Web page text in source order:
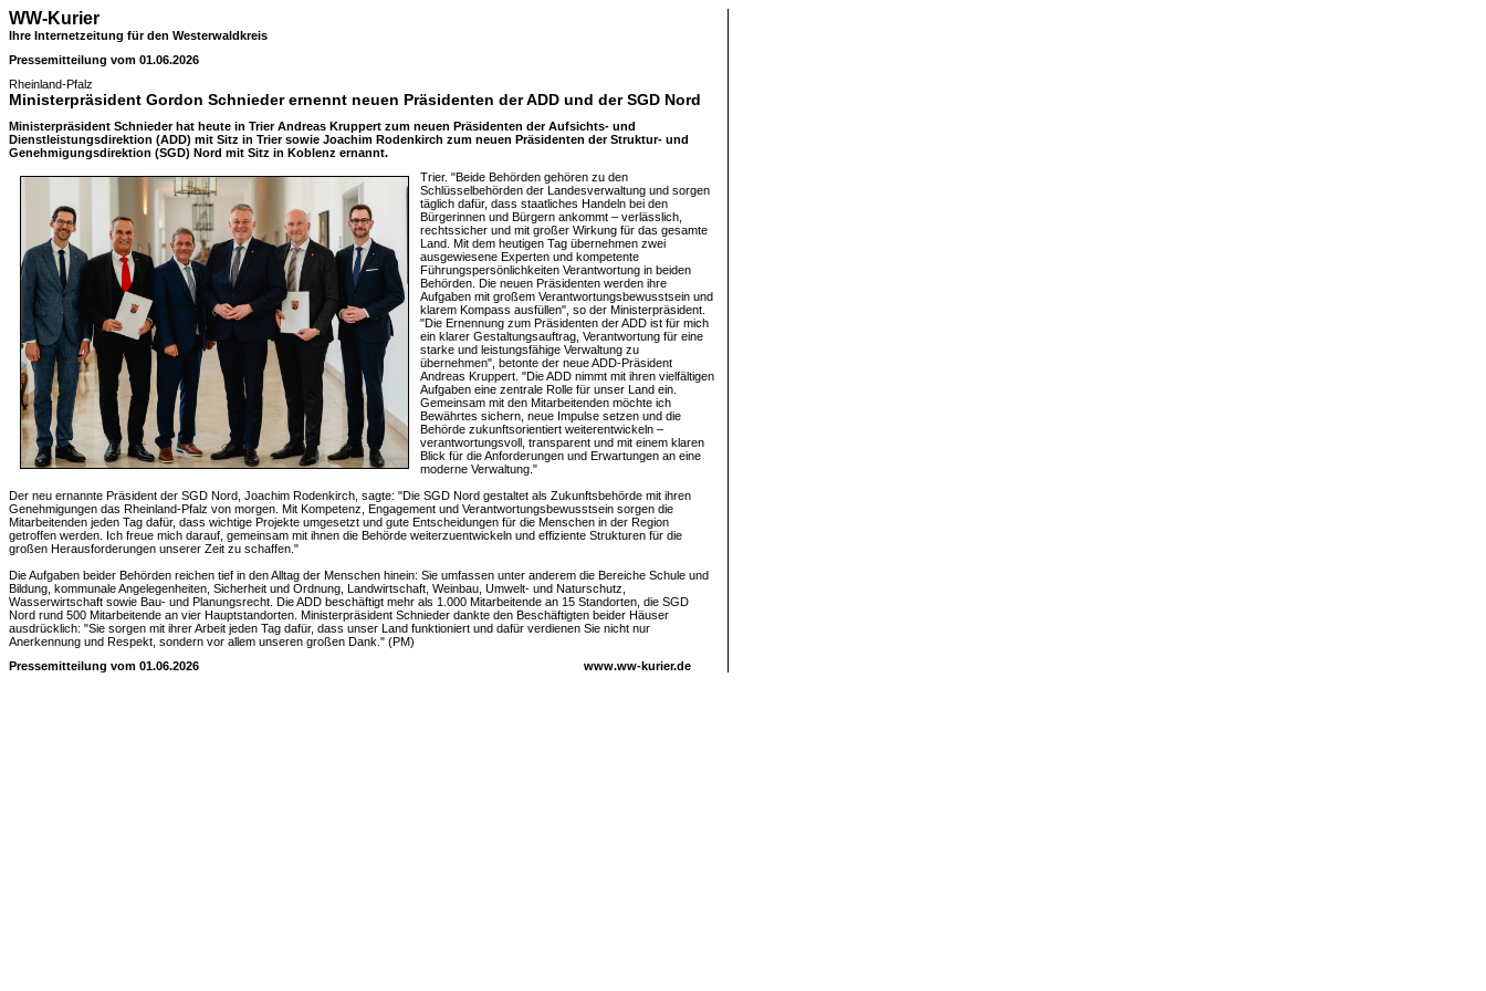
WW-Kurier
Ihre Internetzeitung für den Westerwaldkreis
Pressemitteilung vom 01.06.2026
Rheinland-Pfalz
Ministerpräsident Gordon Schnieder ernennt neuen Präsidenten der ADD und der SGD Nord
Ministerpräsident Schnieder hat heute in Trier Andreas Kruppert zum neuen Präsidenten der Aufsichts- und
Dienstleistungsdirektion (ADD) mit Sitz in Trier sowie Joachim Rodenkirch zum neuen Präsidenten der Struktur- und
Genehmigungsdirektion (SGD) Nord mit Sitz in Koblenz ernannt.
Trier. "Beide Behörden gehören zu den
Schlüsselbehörden der Landesverwaltung und sorgen
täglich dafür, dass staatliches Handeln bei den
Bürgerinnen und Bürgern ankommt – verlässlich,
rechtssicher und mit großer Wirkung für das gesamte
Land. Mit dem heutigen Tag übernehmen zwei
ausgewiesene Experten und kompetente
Führungspersönlichkeiten Verantwortung in beiden
Behörden. Die neuen Präsidenten werden ihre
Aufgaben mit großem Verantwortungsbewusstsein und
klarem Kompass ausfüllen", so der Ministerpräsident.
"Die Ernennung zum Präsidenten der ADD ist für mich
ein klarer Gestaltungsauftrag, Verantwortung für eine
starke und leistungsfähige Verwaltung zu
übernehmen", betonte der neue ADD-Präsident
Andreas Kruppert. "Die ADD nimmt mit ihren vielfältigen
Aufgaben eine zentrale Rolle für unser Land ein.
Gemeinsam mit den Mitarbeitenden möchte ich
Bewährtes sichern, neue Impulse setzen und die
Behörde zukunftsorientiert weiterentwickeln –
verantwortungsvoll, transparent und mit einem klaren
Blick für die Anforderungen und Erwartungen an eine
moderne Verwaltung."
Der neu ernannte Präsident der SGD Nord, Joachim Rodenkirch, sagte: "Die SGD Nord gestaltet als Zukunftsbehörde mit ihren
Genehmigungen das Rheinland-Pfalz von morgen. Mit Kompetenz, Engagement und Verantwortungsbewusstsein sorgen die
Mitarbeitenden jeden Tag dafür, dass wichtige Projekte umgesetzt und gute Entscheidungen für die Menschen in der Region
getroffen werden. Ich freue mich darauf, gemeinsam mit ihnen die Behörde weiterzuentwickeln und effiziente Strukturen für die
großen Herausforderungen unserer Zeit zu schaffen."
Die Aufgaben beider Behörden reichen tief in den Alltag der Menschen hinein: Sie umfassen unter anderem die Bereiche Schule und
Bildung, kommunale Angelegenheiten, Sicherheit und Ordnung, Landwirtschaft, Weinbau, Umwelt- und Naturschutz,
Wasserwirtschaft sowie Bau- und Planungsrecht. Die ADD beschäftigt mehr als 1.000 Mitarbeitende an 15 Standorten, die SGD
Nord rund 500 Mitarbeitende an vier Hauptstandorten. Ministerpräsident Schnieder dankte den Beschäftigten beider Häuser
ausdrücklich: "Sie sorgen mit ihrer Arbeit jeden Tag dafür, dass unser Land funktioniert und dafür verdienen Sie nicht nur
Anerkennung und Respekt, sondern vor allem unseren großen Dank." (PM)
Pressemitteilung vom 01.06.2026
www.ww-kurier.de